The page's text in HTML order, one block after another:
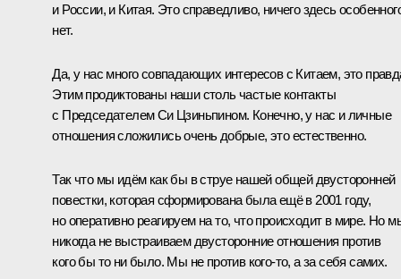
и России, и Китая. Это справедливо, ничего здесь
нет.
Да, у нас много совпадающих интересов с Китаем, это
Этим продиктованы наши столь частые контакты
с Председателем Си Цзиньпином. Конечно, у нас и личные
отношения сложились очень добрые, это естественно.
Так что мы идём как бы в струе нашей общей двусторонней
повестки, которая сформирована была ещё в 2001 году,
но оперативно реагируем на то, что происходит в мире. Но
никогда не выстраиваем двусторонние отношения против
кого бы то ни было. Мы не против кого‑то, а за себя самих.